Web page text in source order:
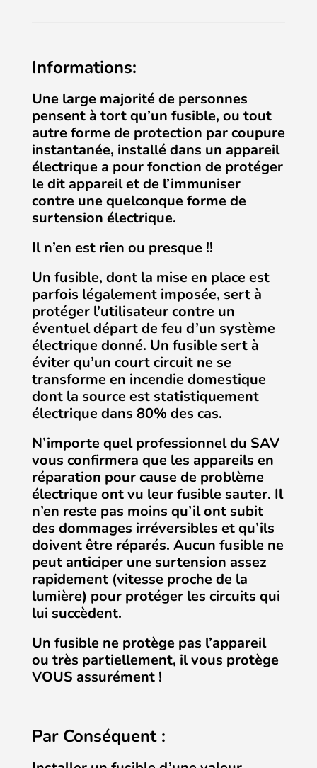
Informations:
Une large majorité de personnes
pensent à tort qu’un fusible, ou tout
autre forme de protection par coupure
instantanée, installé dans un appareil
électrique a pour fonction de protéger
le dit appareil et de l’immuniser
contre une quelconque forme de
surtension électrique.
Il n’en est rien ou presque !!
Un fusible, dont la mise en place est
parfois légalement imposée, sert à
protéger l’utilisateur contre un
éventuel départ de feu d’un système
électrique donné. Un fusible sert à
éviter qu’un court circuit ne se
transforme en incendie domestique
dont la source est statistiquement
électrique dans 80% des cas.
N’importe quel professionnel du SAV
vous confirmera que les appareils en
réparation pour cause de problème
électrique ont vu leur fusible sauter. Il
n’en reste pas moins qu’il ont subit
des dommages irréversibles et qu’ils
doivent être réparés. Aucun fusible ne
peut anticiper une surtension assez
rapidement (vitesse proche de la
lumière) pour protéger les circuits qui
lui succèdent.
Un fusible ne protège pas l’appareil
ou très partiellement, il vous protège
VOUS assurément !
Par Conséquent :